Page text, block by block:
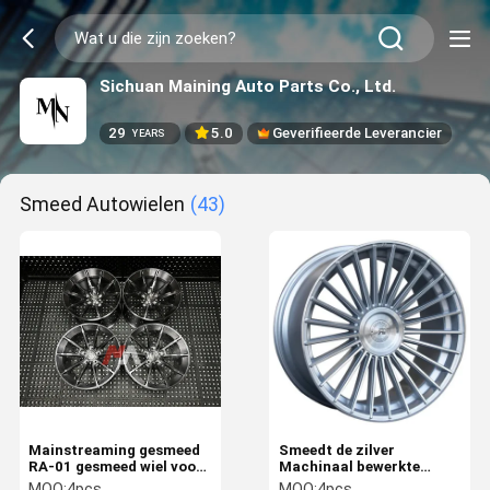
Sichuan Maining Auto Parts Co., Ltd.
29 YEARS 5.0 Geverifieerde Leverancier
Smeed Autowielen (43)
Mainstreaming gesmeed
RA-01 gesmeed wiel voor
F80 M3 F82 M4 F87 M2
Smeedt de zilver
Machinaal bewerkte
Legering van het